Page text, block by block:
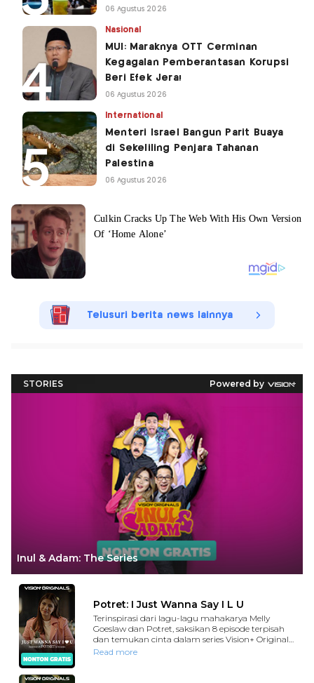
06 Agustus 2026
Nasional
MUI: Maraknya OTT Cerminan
Kegagalan Pemberantasan Korupsi
Beri Efek Jera!
06 Agustus 2026
International
Menteri Israel Bangun Parit Buaya
di Sekeliling Penjara Tahanan
Palestina
06 Agustus 2026
Telusuri berita news lainnya